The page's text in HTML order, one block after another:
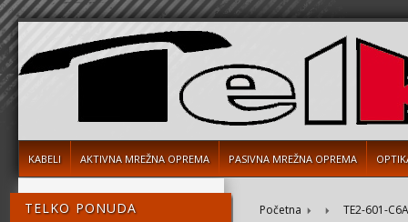
KABELI AKTIVNA MREŽNA OPREMA PASIVNA MREŽNA OPREMA
TELKO PONUDA Početna TE2-601-